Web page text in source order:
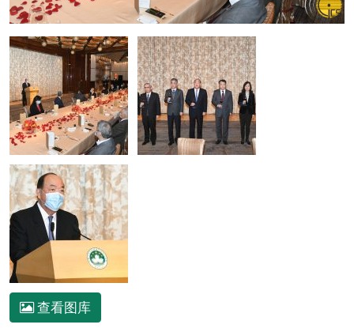
查看图库